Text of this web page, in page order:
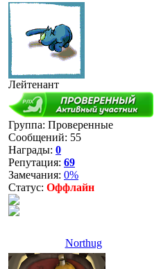
Лейтенант
Группа: Проверенные
Сообщений: 55
Награды: 0
Репутация: 69
Замечания: 0%
Статус: Оффлайн
Northug